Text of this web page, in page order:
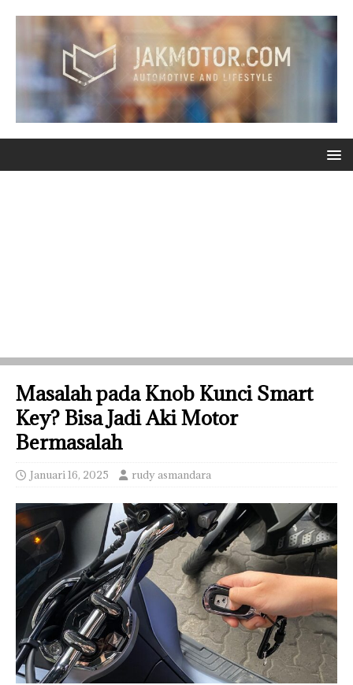
Masalah pada Knob Kunci Smart
Key? Bisa Jadi Aki Motor
Bermasalah
Januari 16, 2025 rudy asmandara